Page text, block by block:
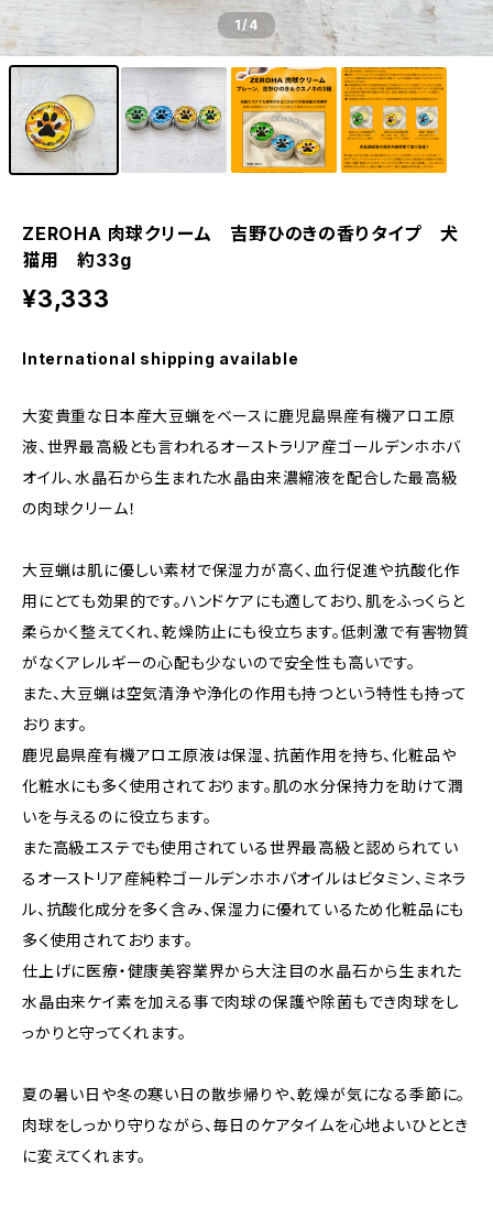
1/4
ZEROHA 肉球クリーム 吉野ひのきの香りタイプ 犬
猫用 約33g
¥3,333
International shipping available
大変貴重な日本産大豆蝋をベースに鹿児島県産有機アロエ原
液、世界最高級とも言われるオーストラリア産ゴールデンホホバ
オイル、水晶石から生まれた水晶由来濃縮液を配合した最高級
の肉球クリーム！
大豆蝋は肌に優しい素材で保湿力が高く、血行促進や抗酸化作
用にとても効果的です。ハンドケアにも適しており、肌をふっくらと
柔らかく整えてくれ、乾燥防止にも役立ちます。低刺激で有害物質
がなくアレルギーの心配も少ないので安全性も高いです。
また、大豆蝋は空気清浄や浄化の作用も持つという特性も持って
おります。
鹿児島県産有機アロエ原液は保湿、抗菌作用を持ち、化粧品や
化粧水にも多く使用されております。肌の水分保持力を助けて潤
いを与えるのに役立ちます。
また高級エステでも使用されている世界最高級と認められてい
るオーストリア産純粋ゴールデンホホバオイルはビタミン、ミネラ
ル、抗酸化成分を多く含み、保湿力に優れているため化粧品にも
多く使用されております。
仕上げに医療・健康美容業界から大注目の水晶石から生まれた
水晶由来ケイ素を加える事で肉球の保護や除菌もでき肉球をし
っかりと守ってくれます。
夏の暑い日や冬の寒い日の散歩帰りや、乾燥が気になる季節に。
肉球をしっかり守りながら、毎日のケアタイムを心地よいひととき
に変えてくれます。